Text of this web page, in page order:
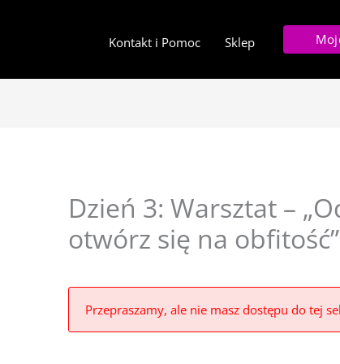
Kontakt i Pomoc Sklep
Dzień 3: Warsztat –
otwórz się na obfitość”
Przepraszamy, ale nie masz dostępu do tej